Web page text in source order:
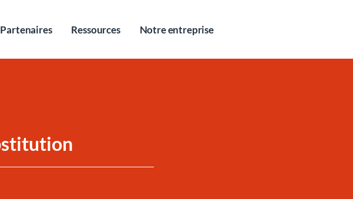
Partenaires Ressources Notre entreprise